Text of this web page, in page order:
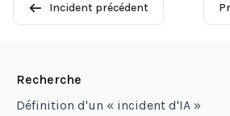
Incident précédent
Recherche
Définition d'un « incident d'IA »